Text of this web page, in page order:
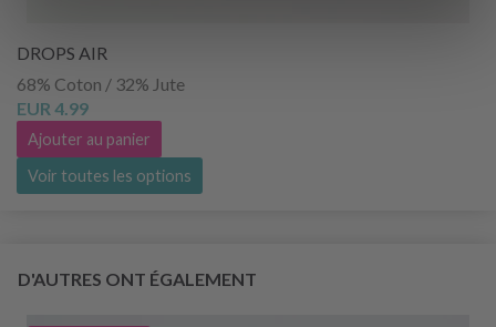
DROPS AIR
68% Coton / 32% Jute
EUR 4.99
Ajouter au panier
Voir toutes les options
D'AUTRES ONT ÉGALEMENT